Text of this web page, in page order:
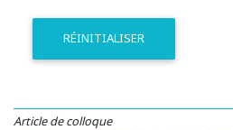
RÉINITIALISER
Article de colloque